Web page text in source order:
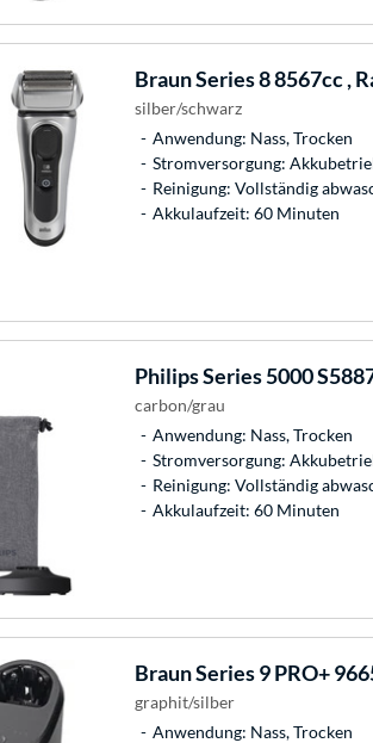
BraunSeries 8 8567cc ,
silber/schwarz
Anwendung: Nass, Trocken
Stromversorgung:
Reinigung: Vollständig
Akkulaufzeit: 60 Minuten
PhilipsSeries 5000
carbon/grau
Anwendung: Nass, Trocken
Stromversorgung:
Reinigung: Vollständig
Akkulaufzeit: 60 Minuten
BraunSeries 9 PRO+
graphit/silber
Anwendung: Nass, Trocken